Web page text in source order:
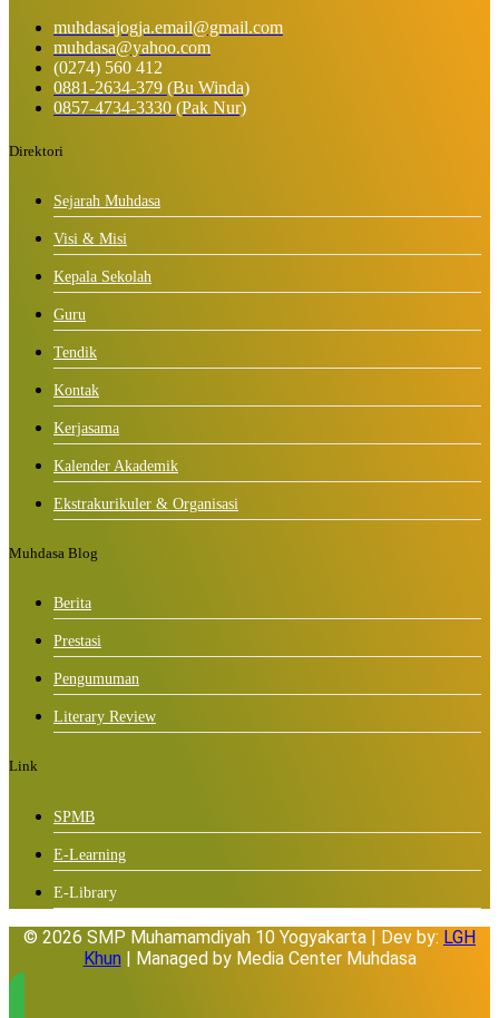
muhdasajogja.email@gmail.com
muhdasa@yahoo.com
(0274) 560 412
0881-2634-379 (Bu Winda)
0857-4734-3330 (Pak Nur)
Direktori
Sejarah Muhdasa
Visi & Misi
Kepala Sekolah
Guru
Tendik
Kontak
Kerjasama
Kalender Akademik
Ekstrakurikuler & Organisasi
Muhdasa Blog
Berita
Prestasi
Pengumuman
Literary Review
Link
SPMB
E-Learning
E-Library
© 2026 SMP Muhamamdiyah 10 Yogyakarta | Dev by: LGH
Khun| Managed by Media Center Muhdasa